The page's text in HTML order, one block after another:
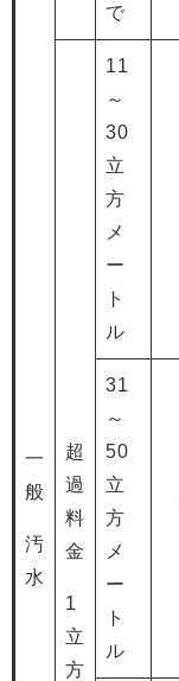
一
般
汚
水
で
超
過
料
金
1
立
方
11
～
30
立
方
メ
ー
ト
ル
31
～
50
立
方
メ
ー
ト
ル